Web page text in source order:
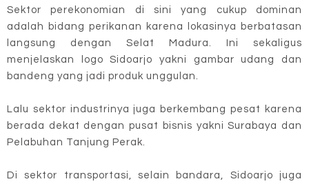
Sektor perekonomian di sini yang cukup dominan
adalah bidang perikanan karena lokasinya berbatasan
langsung dengan Selat Madura. Ini sekaligus
menjelaskan logo Sidoarjo yakni gambar udang dan
bandeng yang jadi produk unggulan.
Lalu sektor industrinya juga berkembang pesat karena
berada dekat dengan pusat bisnis yakni Surabaya dan
Pelabuhan Tanjung Perak.
Di sektor transportasi, selain bandara, Sidoarjo juga